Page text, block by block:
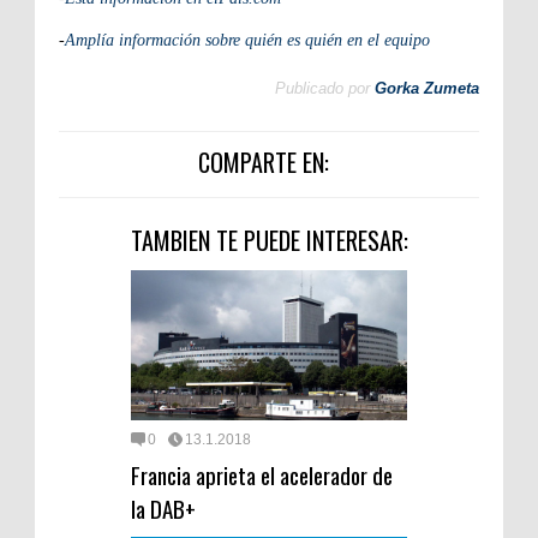
-Amplía información sobre quién es quién en el equipo
Publicado por Gorka Zumeta
COMPARTE EN:
TAMBIEN TE PUEDE INTERESAR:
0 13.1.2018
Francia aprieta el acelerador de
la DAB+